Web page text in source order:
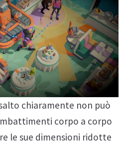
chiaramente non può
corpo a corpo
le sue dimensioni ridotte